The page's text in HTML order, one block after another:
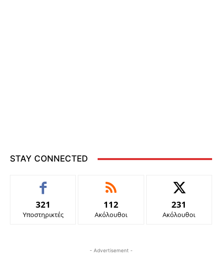
STAY CONNECTED
321
Υποστηρικτές
112
Ακόλουθοι
231
Ακόλουθοι
- Advertisement -